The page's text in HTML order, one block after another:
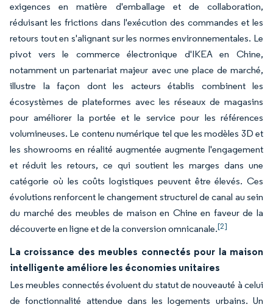
exigences en matière d'emballage et de collaboration,
réduisant les frictions dans l'exécution des commandes et les
retours tout en s'alignant sur les normes environnementales. Le
pivot vers le commerce électronique d'IKEA en Chine,
notamment un partenariat majeur avec une place de marché,
illustre la façon dont les acteurs établis combinent les
écosystèmes de plateformes avec les réseaux de magasins
pour améliorer la portée et le service pour les références
volumineuses. Le contenu numérique tel que les modèles 3D et
les showrooms en réalité augmentée augmente l'engagement
et réduit les retours, ce qui soutient les marges dans une
catégorie où les coûts logistiques peuvent être élevés. Ces
évolutions renforcent le changement structurel de canal au sein
du marché des meubles de maison en Chine en faveur de la
découverte en ligne et de la conversion omnicanale.[2]
La croissance des meubles connectés pour la maison
intelligente améliore les économies unitaires
Les meubles connectés évoluent du statut de nouveauté à celui
de fonctionnalité attendue dans les logements urbains. Un